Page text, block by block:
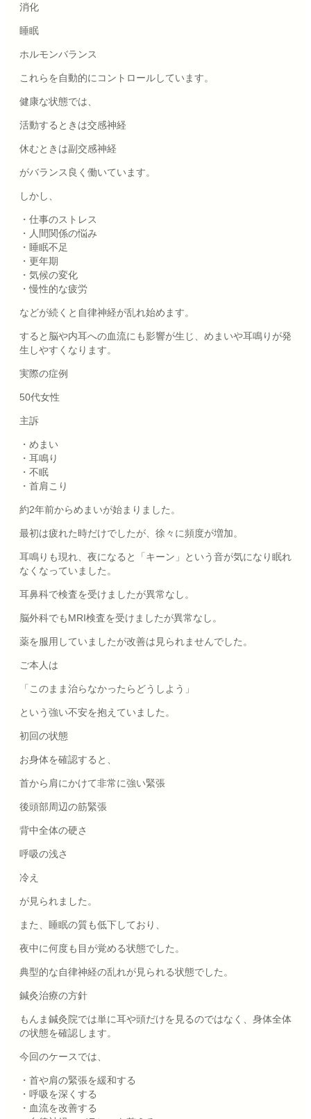
消化
睡眠
ホルモンバランス
これらを自動的にコントロールしています。
健康な状態では、
活動するときは交感神経
休むときは副交感神経
がバランス良く働いています。
しかし、
・仕事のストレス
・人間関係の悩み
・睡眠不足
・更年期
・気候の変化
・慢性的な疲労
などが続くと自律神経が乱れ始めます。
すると脳や内耳への血流にも影響が生じ、めまいや耳鳴りが発
生しやすくなります。
実際の症例
50代女性
主訴
・めまい
・耳鳴り
・不眠
・首肩こり
約2年前からめまいが始まりました。
最初は疲れた時だけでしたが、徐々に頻度が増加。
耳鳴りも現れ、夜になると「キーン」という音が気になり眠れ
なくなっていました。
耳鼻科で検査を受けましたが異常なし。
脳外科でもMRI検査を受けましたが異常なし。
薬を服用していましたが改善は見られませんでした。
ご本人は
「このまま治らなかったらどうしよう」
という強い不安を抱えていました。
初回の状態
お身体を確認すると、
首から肩にかけて非常に強い緊張
後頭部周辺の筋緊張
背中全体の硬さ
呼吸の浅さ
冷え
が見られました。
また、睡眠の質も低下しており、
夜中に何度も目が覚める状態でした。
典型的な自律神経の乱れが見られる状態でした。
鍼灸治療の方針
もんま鍼灸院では単に耳や頭だけを見るのではなく、身体全体
の状態を確認します。
今回のケースでは、
・首や肩の緊張を緩和する
・呼吸を深くする
・血流を改善する